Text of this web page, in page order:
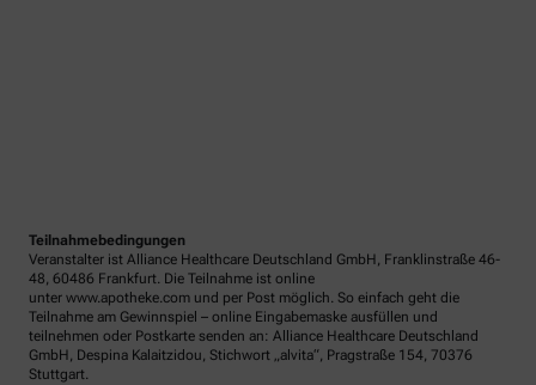
Teilnahmebedingungen
Veranstalter ist Alliance Healthcare Deutschland GmbH, Franklinstraße 46-
48, 60486 Frankfurt. Die Teilnahme ist online
unter www.apotheke.com und per Post möglich. So einfach geht die
Teilnahme am Gewinnspiel – online Eingabemaske ausfüllen und
teilnehmen oder Postkarte senden an: Alliance Healthcare Deutschland
GmbH, Despina Kalaitzidou, Stichwort „alvita“, Pragstraße 154, 70376
Stuttgart.